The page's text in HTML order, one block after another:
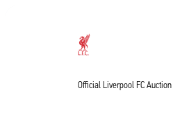
Official Liverpool FC